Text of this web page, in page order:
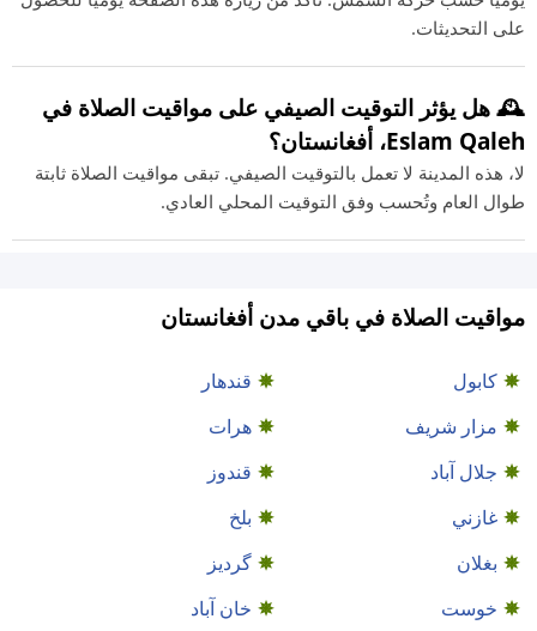
على التحديثات.
🕰️ هل يؤثر التوقيت الصيفي على مواقيت الصلاة في
Eslam Qaleh، أفغانستان؟
لا، هذه المدينة لا تعمل بالتوقيت الصيفي. تبقى مواقيت الصلاة ثابتة
طوال العام وتُحسب وفق التوقيت المحلي العادي.
مواقيت الصلاة في باقي مدن أفغانستان
كابول
قندهار
مزار شريف
هرات
جلال آباد
قندوز
غازني
بلخ
بغلان
گردیز
خوست
خان آباد